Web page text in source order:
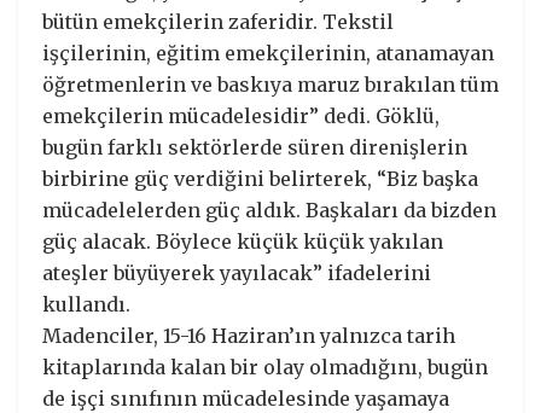
bütün emekçilerin zaferidir. Tekstil
işçilerinin, eğitim emekçilerinin, atanamayan
öğretmenlerin ve baskıya maruz bırakılan tüm
emekçilerin mücadelesidir” dedi. Göklü,
bugün farklı sektörlerde süren direnişlerin
birbirine güç verdiğini belirterek, “Biz başka
mücadelelerden güç aldık. Başkaları da bizden
güç alacak. Böylece küçük küçük yakılan
ateşler büyüyerek yayılacak” ifadelerini
kullandı.
Madenciler, 15-16 Haziran’ın yalnızca tarih
kitaplarında kalan bir olay olmadığını, bugün
de işçi sınıfının mücadelesinde yaşamaya